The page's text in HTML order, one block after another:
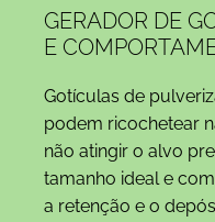
GERADOR DE
E
Gotículas de
podem ricochetear
não atingir o alvo
tamanho ideal e
a retenção e o